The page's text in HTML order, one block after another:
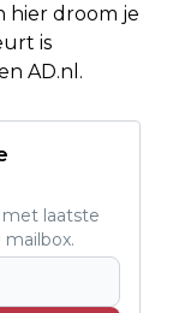
hier droom je
is
AD.nl.
laatste